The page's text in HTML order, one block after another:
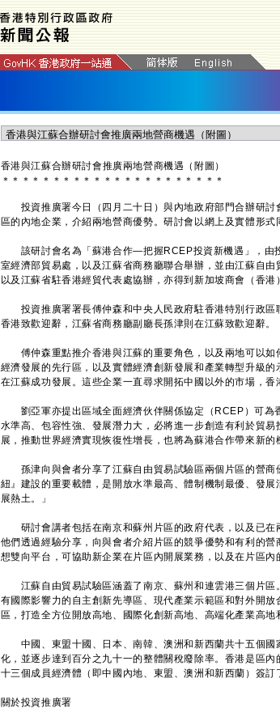
香港與江蘇合辦研討會推廣兩地營商機遇（附圖）
＊ ＊ ＊ ＊ ＊ ＊ ＊ ＊ ＊ ＊ ＊ ＊ ＊ ＊ ＊ ＊ ＊ ＊ ＊ ＊ ＊ ＊
投資推廣署今日（四月二十日）與內地政府部門合辦研討
區的內地企業，介紹兩地營商優勢。研討會以網上及實體形式
該研討會名為「蘇港合作—把握RCEP投資新機遇」，由
室經濟部貿易處，以及江蘇省商務廳聯合舉辦，並由江蘇自
以及江蘇省駐香港經貿代表處協辦，亦得到新加坡商會（香港
投資推廣署署長傅仲森和中央人民政府駐香港特別行政區
香港致歡迎辭，江蘇省商務廳副廳長孫津則在江蘇致歡迎辭。
傅仲森重點推介香港與江蘇的重要角色，以及兩地可以如
經濟發展的先行區，以及實體經濟創新發展和產業轉型升級
在江蘇成功發展。這些企業一直尋求開拓中國以外的市場，
劉亞軍亦提出區域全面經濟伙伴關係協定（RCEP）可為
水準高、包容性強、發展潛力大，必將進一步創造有利於貿
展，推動世界經濟實現恢復性增長，也將為蘇港合作帶來新的
孫津向與會者分享了江蘇自由貿易試驗區兩個片區的營商
紐』建設的重要載體，是開放水準最高、體制機制最優、發
展熱土。」
研討會講者包括在南京和蘇州片區的政府代表，以及已在
他們透過經驗分享，向與會者介紹片區的競爭優勢和有利的
想雙向平台，可協助新企業在片區內開展業務，以及在片區內
江蘇自由貿易試驗區涵蓋了南京、蘇州和連雲港三個片區
有國際影響力的自主創新先導區、現代產業示範區和對外開
區，打造全方位開放高地、國際化創新高地、高端化產業高地
中國、東盟十國、日本、南韓、澳洲和新西蘭共十五個國
化，並逐步達到百分之九十一的整體關稅廢除率。香港是區
十三個成員經濟體（即中國內地、東盟、澳洲和新西蘭）簽
關於投資推廣署